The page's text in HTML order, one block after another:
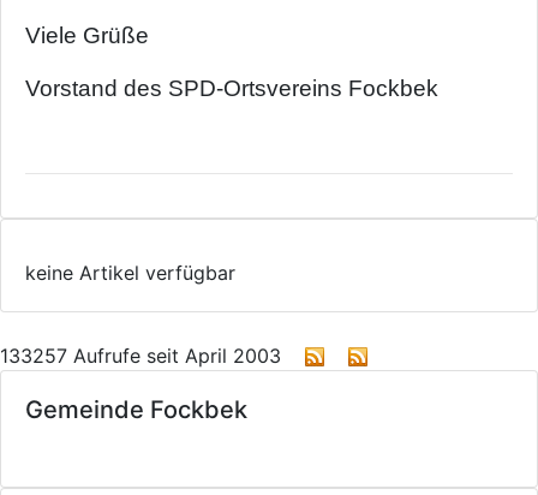
Gemeinde Fockbek
Viele Grüße
Vorstand des SPD-Ortsvereins Fockbek
keine Artikel verfügbar
133257 Aufrufe seit April 2003